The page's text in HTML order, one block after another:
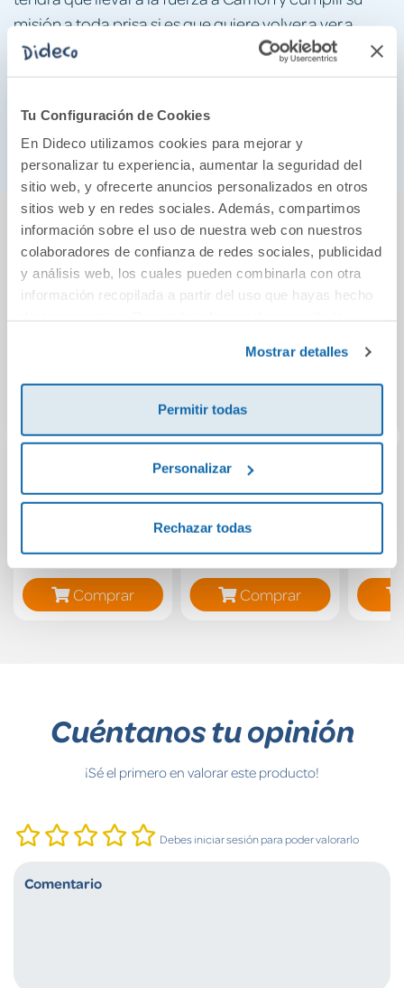
Tu Configuración de Cookies
En Dideco utilizamos cookies para mejorar y
personalizar tu experiencia, aumentar la seguridad del
sitio web, y ofrecerte anuncios personalizados en otros
sitios web y en redes sociales. Además, compartimos
información sobre el uso de nuestra web con nuestros
colaboradores de confianza de redes sociales, publicidad
y análisis web, los cuales pueden combinarla con otra
información recopilada a partir del uso que hayas hecho
Mostrar detalles
Permitir todas
Personalizar
Rechazar todas
misión a toda prisa si es que quiere volver a ver a
Saeris.
están en peligro. Juntos, Saeris y Fisher tendrán que
atravesar fuego y azufre para salvarlos.
También podría gustarte...
Minimundial
10,50€
Comprar
12,20€
Comprar
Cuéntanos tu opinión
¡Sé el primero en valorar este producto!
Debes iniciar sesión para poder valorarlo